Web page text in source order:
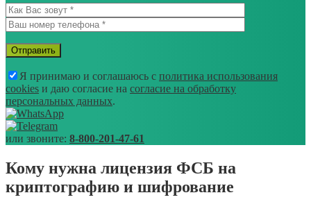
Я принимаю и соглашаюсь с политика использования
cookies и даю согласие на согласие на обработку
персональных данных.
или звоните: 8-800-201-47-61
Кому нужна лицензия ФСБ на
криптографию и шифрование